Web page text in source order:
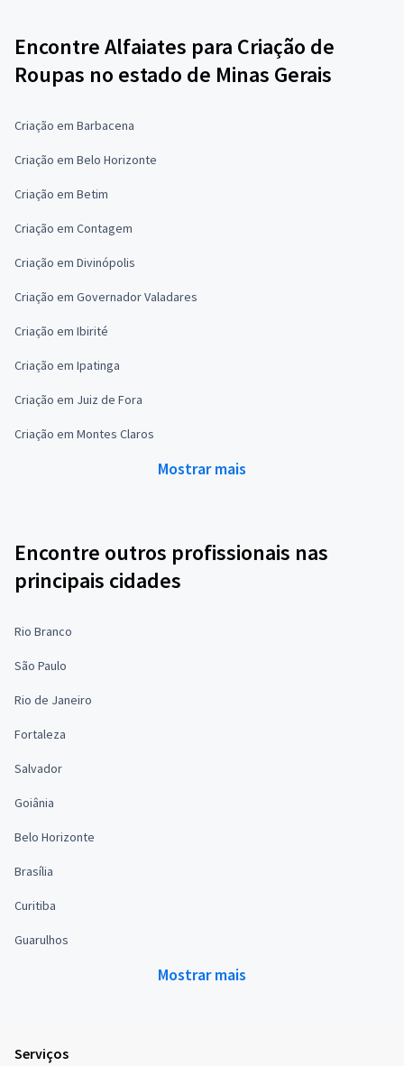
Encontre Alfaiates para Criação de
Roupas no estado de Minas Gerais
Criação em Barbacena
Criação em Belo Horizonte
Criação em Betim
Criação em Contagem
Criação em Divinópolis
Criação em Governador Valadares
Criação em Ibirité
Criação em Ipatinga
Criação em Juiz de Fora
Criação em Montes Claros
Mostrar mais
Encontre outros profissionais nas
principais cidades
Rio Branco
São Paulo
Rio de Janeiro
Fortaleza
Salvador
Goiânia
Belo Horizonte
Brasília
Curitiba
Guarulhos
Mostrar mais
Serviços